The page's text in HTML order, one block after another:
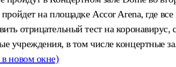
на площадке Accor Arena, где
отрицательный тест на
учреждения, в том числе концертные
в новом окне)